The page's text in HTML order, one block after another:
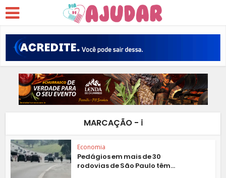
MARCAÇÃO -️ ℹ️
Economia
Pedágios em mais de 30
rodovias de São Paulo têm...